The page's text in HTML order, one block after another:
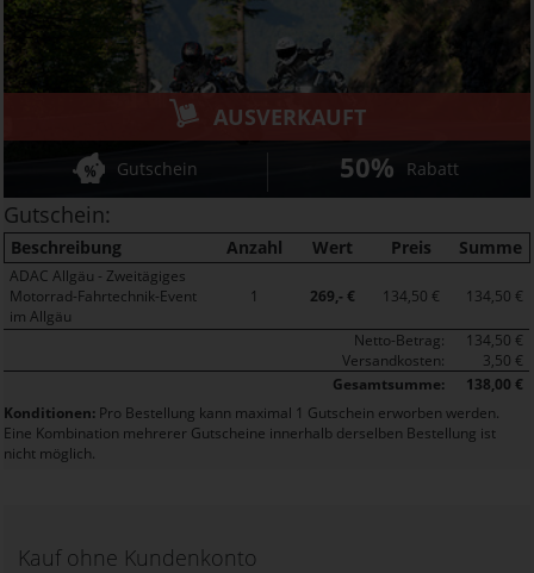
AUSVERKAUFT
Gutschein 50% Rabatt
Gutschein:
Beschreibung Anzahl Wert Preis Summe
ADAC Allgäu - Zweitägiges
Motorrad-Fahrtechnik-Event
im Allgäu
1 269,- € 134,50 € 134,50 €
Netto-Betrag:
134,50 €
Versandkosten:
3,50 €
Gesamtsumme:
138,00 €
Konditionen: Pro Bestellung kann maximal 1 Gutschein erworben werden.
Eine Kombination mehrerer Gutscheine innerhalb derselben Bestellung ist
nicht möglich.
Kauf ohne Kundenkonto